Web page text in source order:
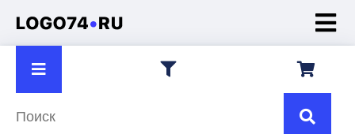
Контакты